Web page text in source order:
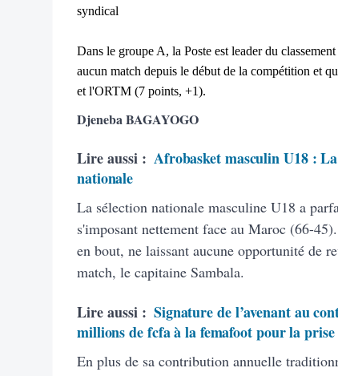
syndical
Dans le groupe A, la Poste est leader du
aucun match depuis le début de la compétition et
et l'ORTM (7 points, +1).
Djeneba BAGAYOGO
Lire aussi : Afrobasket masculin U18 :
nationale
La sélection nationale masculine U18 a
s'imposant nettement face au Maroc (66-
en bout, ne laissant aucune opportunité de
match, le capitaine Sambala.
Lire aussi : Signature de l’avenant au
millions de fcfa à la femafoot pour la
En plus de sa contribution annuelle